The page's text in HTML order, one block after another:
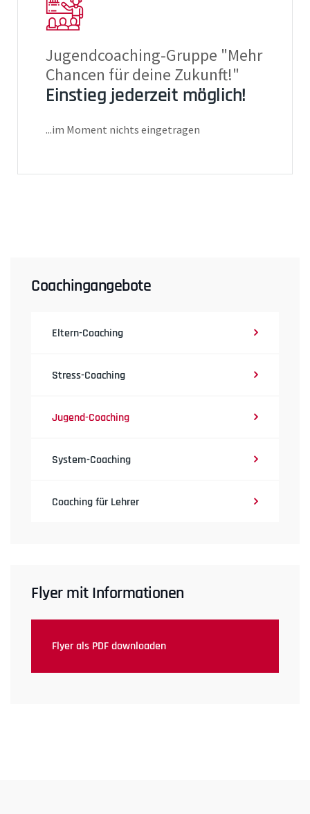
Jugendcoaching-Gruppe "Mehr
Chancen für deine Zukunft!"
Einstieg jederzeit möglich!
...im Moment nichts eingetragen
Coachingangebote
Eltern-Coaching
Stress-Coaching
Jugend-Coaching
System-Coaching
Coaching für Lehrer
Flyer mit Informationen
Flyer als PDF downloaden